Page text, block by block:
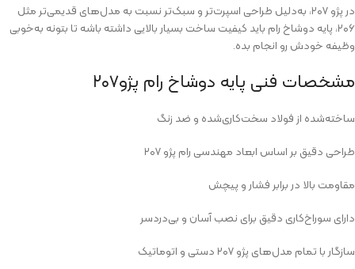
در پژو ۲۰۷، به‌دلیل طراحی اسپرت‌تر و سبک‌تر نسبت به مدل‌های قدیمی‌تر مثل
۲۰۶، پایه دوشاخ رام باید کیفیت ساخت بسیار بالایی داشته باشه تا بتونه به‌خوبی
وظیفه خودش رو انجام بده.
مشخصات فنی پایه دوشاخ رام پژو۲۰۷
ساخته‌شده از فولاد سخت‌کاری‌شده و ضد زنگ
طراحی دقیق بر اساس ابعاد مهندسی رام پژو ۲۰۷
مقاومت بالا در برابر فشار و پیچش
دارای سوراخ‌کاری دقیق برای نصب آسان و بی‌دردسر
سازگار با تمام مدل‌های پژو ۲۰۷ دستی و اتوماتیک